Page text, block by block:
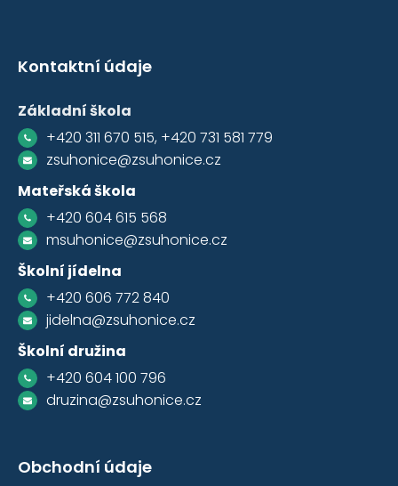
Kontaktní údaje
Základní škola
+420 311 670 515, +420 731 581 779
zsuhonice@zsuhonice.cz
Mateřská škola
+420 604 615 568
msuhonice@zsuhonice.cz
Školní jídelna
+420 606 772 840
jidelna@zsuhonice.cz
Školní družina
+420 604 100 796
druzina@zsuhonice.cz
Obchodní údaje